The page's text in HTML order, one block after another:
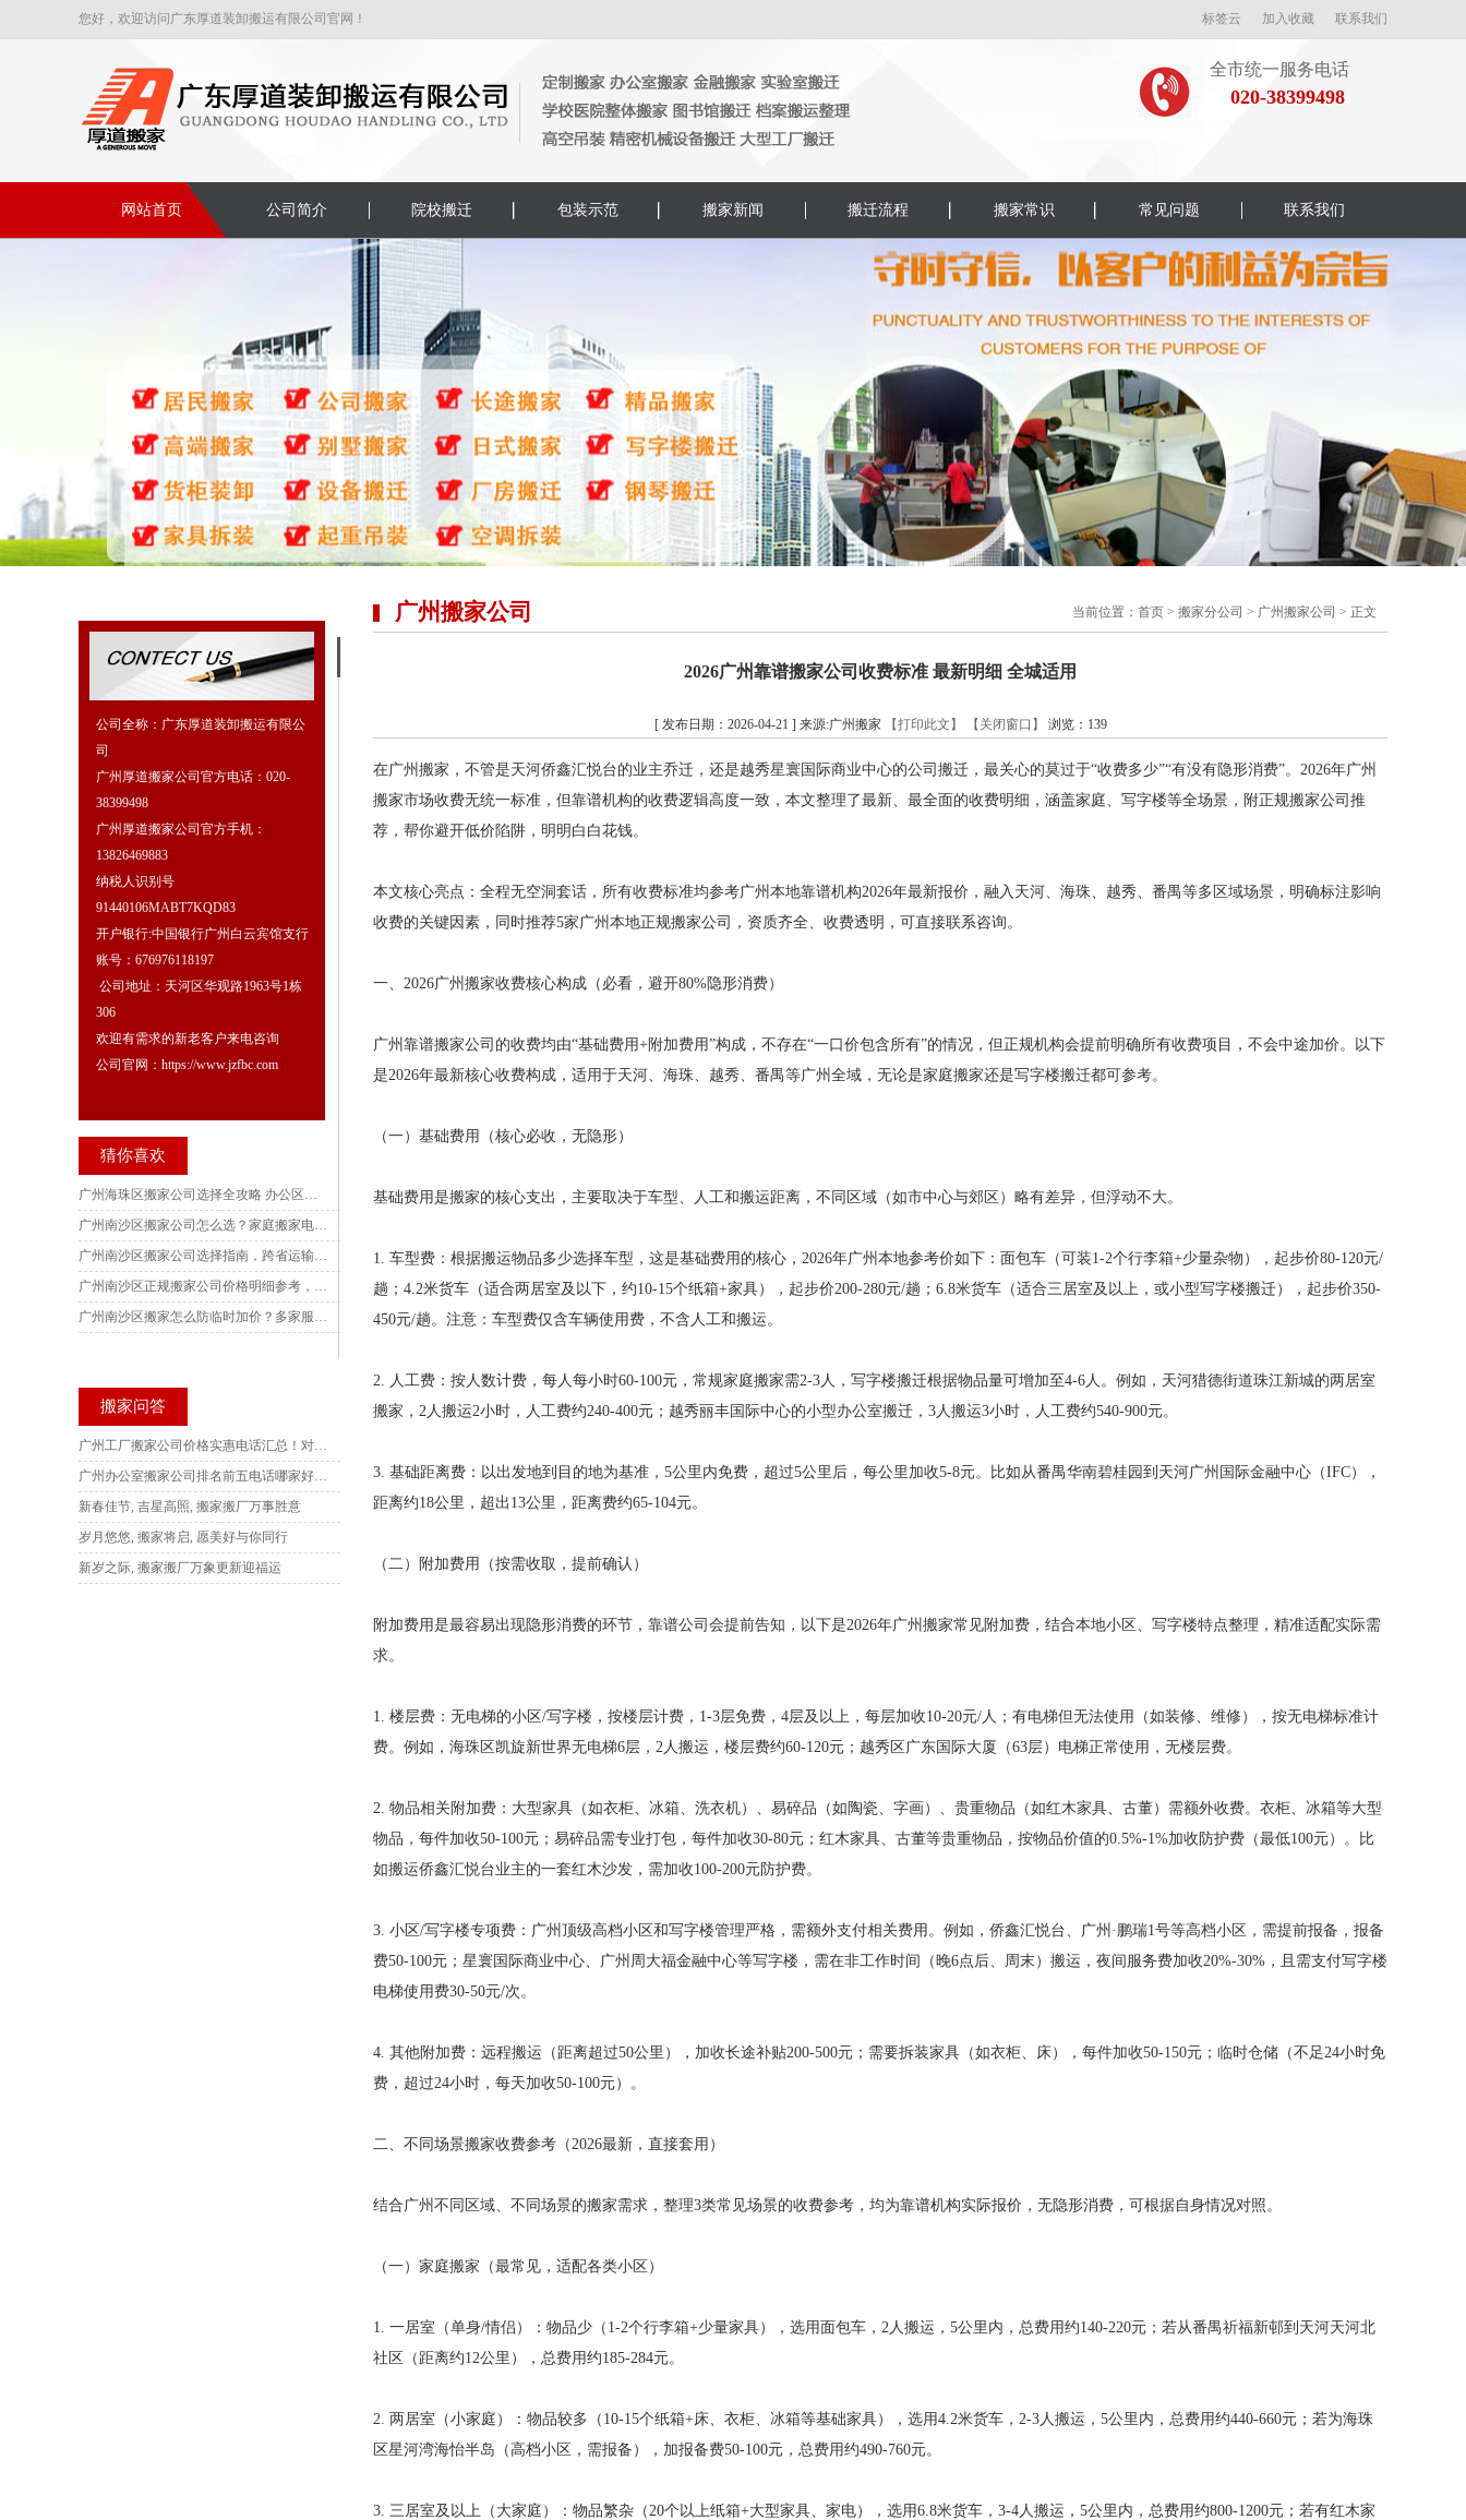
您好，欢迎访问广东厚道装卸搬运有限公司官网！ 标签云 加入收藏 联系我们
全市统一服务电话
020-38399498
网站首页 公司简介 院校搬迁 包装示范 搬家新闻 搬迁流程 搬家常识 常见问题 联系我们
广州搬家公司 当前位置： 首页 > 搬家分公司 > 广州搬家公司 > 正文
2026广州靠谱搬家公司收费标准 最新明细 全城适用
[ 发布日期：2026-04-21 ] 来源:广州搬家 【打印此文】 【关闭窗口】 浏览： 139
在广州搬家，不管是天河侨鑫汇悦台的业主乔迁，还是越秀星寰国际商业中心的公司搬迁，最关心的莫过于“收费多少”“有没有隐形消费”。2026年广州
搬家市场收费无统一标准，但靠谱机构的收费逻辑高度一致，本文整理了最新、最全面的收费明细，涵盖家庭、写字楼等全场景，附正规搬家公司推
荐，帮你避开低价陷阱，明明白白花钱。
本文核心亮点：全程无空洞套话，所有收费标准均参考广州本地靠谱机构2026年最新报价，融入天河、海珠、越秀、番禺等多区域场景，明确标注影响
收费的关键因素，同时推荐5家广州本地正规搬家公司，资质齐全、收费透明，可直接联系咨询。
一、2026广州搬家收费核心构成（必看，避开80%隐形消费）
广州靠谱搬家公司的收费均由“基础费用+附加费用”构成，不存在“一口价包含所有”的情况，但正规机构会提前明确所有收费项目，不会中途加价。以下
是2026年最新核心收费构成，适用于天河、海珠、越秀、番禺等广州全域，无论是家庭搬家还是写字楼搬迁都可参考。
（一）基础费用（核心必收，无隐形）
基础费用是搬家的核心支出，主要取决于车型、人工和搬运距离，不同区域（如市中心与郊区）略有差异，但浮动不大。
1. 车型费：根据搬运物品多少选择车型，这是基础费用的核心，2026年广州本地参考价如下：面包车（可装1-2个行李箱+少量杂物），起步价80-120元/
趟；4.2米货车（适合两居室及以下，约10-15个纸箱+家具），起步价200-280元/趟；6.8米货车（适合三居室及以上，或小型写字楼搬迁），起步价350-
450元/趟。注意：车型费仅含车辆使用费，不含人工和搬运。
2. 人工费：按人数计费，每人每小时60-100元，常规家庭搬家需2-3人，写字楼搬迁根据物品量可增加至4-6人。例如，天河猎德街道珠江新城的两居室
搬家，2人搬运2小时，人工费约240-400元；越秀丽丰国际中心的小型办公室搬迁，3人搬运3小时，人工费约540-900元。
3. 基础距离费：以出发地到目的地为基准，5公里内免费，超过5公里后，每公里加收5-8元。比如从番禺华南碧桂园到天河广州国际金融中心（IFC），
距离约18公里，超出13公里，距离费约65-104元。
（二）附加费用（按需收取，提前确认）
附加费用是最容易出现隐形消费的环节，靠谱公司会提前告知，以下是2026年广州搬家常见附加费，结合本地小区、写字楼特点整理，精准适配实际需
求。
1. 楼层费：无电梯的小区/写字楼，按楼层计费，1-3层免费，4层及以上，每层加收10-20元/人；有电梯但无法使用（如装修、维修），按无电梯标准计
费。例如，海珠区凯旋新世界无电梯6层，2人搬运，楼层费约60-120元；越秀区广东国际大厦（63层）电梯正常使用，无楼层费。
2. 物品相关附加费：大型家具（如衣柜、冰箱、洗衣机）、易碎品（如陶瓷、字画）、贵重物品（如红木家具、古董）需额外收费。衣柜、冰箱等大型
物品，每件加收50-100元；易碎品需专业打包，每件加收30-80元；红木家具、古董等贵重物品，按物品价值的0.5%-1%加收防护费（最低100元）。比
如搬运侨鑫汇悦台业主的一套红木沙发，需加收100-200元防护费。
3. 小区/写字楼专项费：广州顶级高档小区和写字楼管理严格，需额外支付相关费用。例如，侨鑫汇悦台、广州·鹏瑞1号等高档小区，需提前报备，报备
费50-100元；星寰国际商业中心、广州周大福金融中心等写字楼，需在非工作时间（晚6点后、周末）搬运，夜间服务费加收20%-30%，且需支付写字楼
电梯使用费30-50元/次。
4. 其他附加费：远程搬运（距离超过50公里），加收长途补贴200-500元；需要拆装家具（如衣柜、床），每件加收50-150元；临时仓储（不足24小时免
费，超过24小时，每天加收50-100元）。
二、不同场景搬家收费参考（2026最新，直接套用）
结合广州不同区域、不同场景的搬家需求，整理3类常见场景的收费参考，均为靠谱机构实际报价，无隐形消费，可根据自身情况对照。
（一）家庭搬家（最常见，适配各类小区）
1. 一居室（单身/情侣）：物品少（1-2个行李箱+少量家具），选用面包车，2人搬运，5公里内，总费用约140-220元；若从番禺祈福新邨到天河天河北
社区（距离约12公里），总费用约185-284元。
2. 两居室（小家庭）：物品较多（10-15个纸箱+床、衣柜、冰箱等基础家具），选用4.2米货车，2-3人搬运，5公里内，总费用约440-660元；若为海珠
区星河湾海怡半岛（高档小区，需报备），加报备费50-100元，总费用约490-760元。
3. 三居室及以上（大家庭）：物品繁杂（20个以上纸箱+大型家具、家电），选用6.8米货车，3-4人搬运，5公里内，总费用约800-1200元；若有红木家
公司全称：广东厚道装卸搬运有限公
司
广州厚道搬家公司官方电话：020-
38399498
广州厚道搬家公司官方手机：
13826469883
纳税人识别号
91440106MABT7KQD83
开户银行:中国银行广州白云宾馆支行
账号：676976118197
公司地址：天河区华观路1963号1栋
306
欢迎有需求的新老客户来电咨询
公司官网：https://www.jzfbc.com
猜你喜欢
广州海珠区搬家公司选择全攻略 办公区搬迁全方案 五家电话实测对比深度解析
广州南沙区搬家公司怎么选？家庭搬家电话实测，各镇街别墅搬迁避坑指南与收费核验技巧
广州南沙区搬家公司选择指南，跨省运输风险规避要点，多家服务商电话实地核验参考
广州南沙区正规搬家公司价格明细参考，南沙产业园写字楼搬迁服务商实测，订单记录可核验查询
广州南沙区搬家怎么防临时加价？多家服务商电话实测，收费标准、搬迁场景与风险防范完整梳理
搬家问答
广州工厂搬家公司价格实惠电话汇总！对比10家后选这家
广州办公室搬家公司排名前五电话哪家好？本地人强推这家
新春佳节, 吉星高照, 搬家搬厂万事胜意
岁月悠悠, 搬家将启, 愿美好与你同行
新岁之际, 搬家搬厂万象更新迎福运